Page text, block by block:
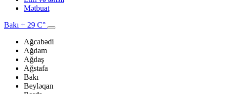
Mətbuat
Bakı + 29 C°
Ağcabədi
Ağdam
Ağdaş
Ağstafa
Bakı
Beyləqan